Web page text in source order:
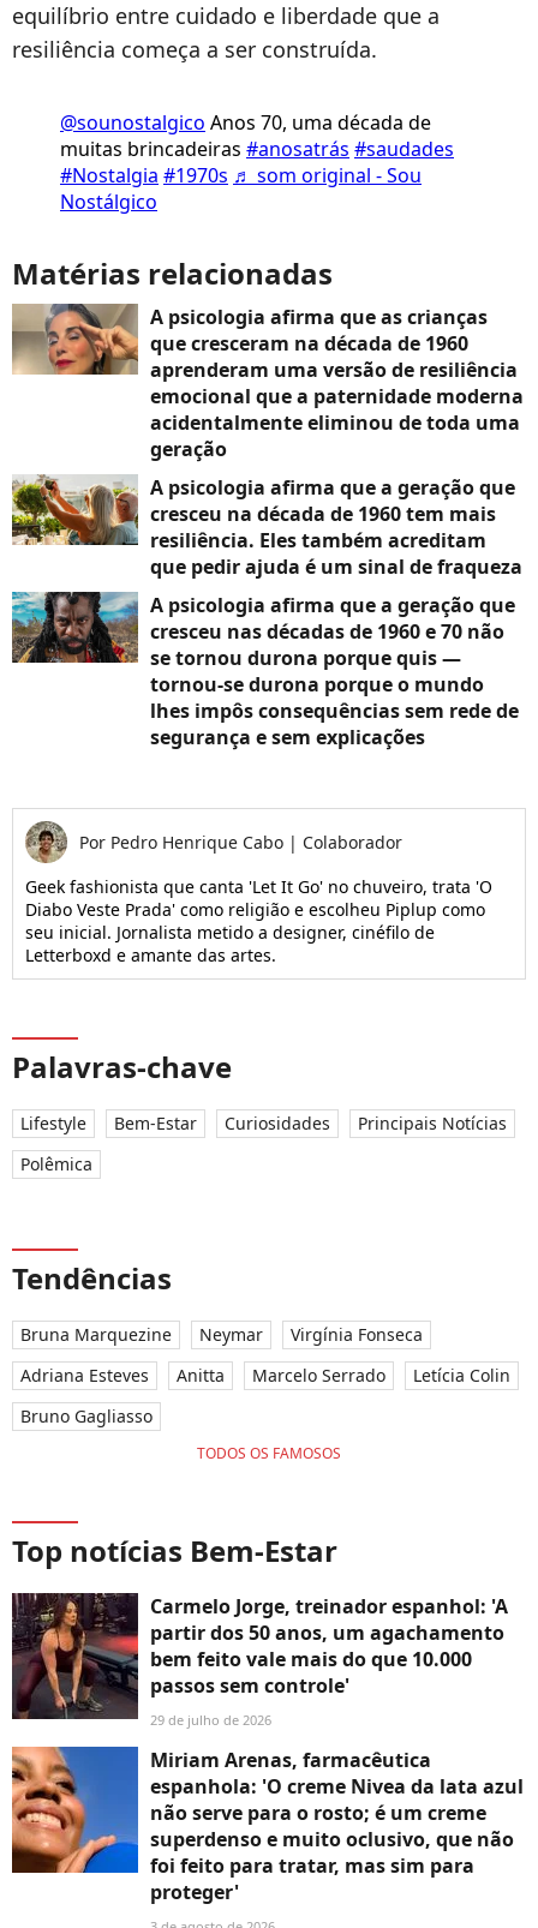
equilíbrio entre cuidado e liberdade que a
resiliência começa a ser construída.
@sounostalgico Anos 70, uma década de
muitas brincadeiras #anosatrás #saudades
#Nostalgia #1970s ♬ som original - Sou
Nostálgico
Matérias relacionadas
A psicologia afirma que as crianças
que cresceram na década de 1960
aprenderam uma versão de resiliência
emocional que a paternidade moderna
acidentalmente eliminou de toda uma
geração
A psicologia afirma que a geração que
cresceu na década de 1960 tem mais
resiliência. Eles também acreditam
que pedir ajuda é um sinal de fraqueza
A psicologia afirma que a geração que
cresceu nas décadas de 1960 e 70 não
se tornou durona porque quis —
tornou-se durona porque o mundo
lhes impôs consequências sem rede de
segurança e sem explicações
Por Pedro Henrique Cabo | Colaborador
Geek fashionista que canta 'Let It Go' no chuveiro, trata 'O
Diabo Veste Prada' como religião e escolheu Piplup como
seu inicial. Jornalista metido a designer, cinéfilo de
Letterboxd e amante das artes.
Palavras-chave
Lifestyle Bem-Estar Curiosidades
Principais Notícias
Polêmica
Tendências
Bruna Marquezine Neymar
Virgínia Fonseca
Adriana Esteves
Anitta Marcelo Serrado
Letícia Colin
Bruno Gagliasso
TODOS OS FAMOSOS
Top notícias Bem-Estar
Carmelo Jorge, treinador espanhol: 'A
partir dos 50 anos, um agachamento
bem feito vale mais do que 10.000
passos sem controle'
29 de julho de 2026
Miriam Arenas, farmacêutica
espanhola: 'O creme Nivea da lata azul
não serve para o rosto; é um creme
superdenso e muito oclusivo, que não
foi feito para tratar, mas sim para
proteger'